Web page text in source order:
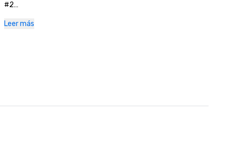
#2
Revista Golfweek — 2023
Leer más